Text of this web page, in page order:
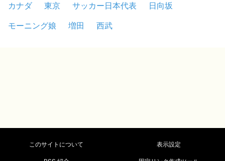
カナダ
東京 サッカー日本代表
日向坂
モーニング娘
増田 西武
このサイトについて 表示設定